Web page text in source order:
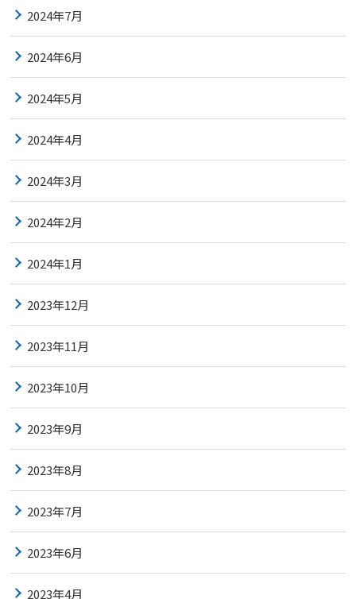
2024年7月
2024年6月
2024年5月
2024年4月
2024年3月
2024年2月
2024年1月
2023年12月
2023年11月
2023年10月
2023年9月
2023年8月
2023年7月
2023年6月
2023年4月